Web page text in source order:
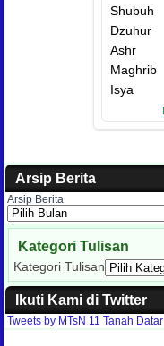
Arsip Berita
Arsip Berita
Kategori Tulisan
Kategori Tulisan
Ikuti Kami di Twitter
Tweets by MTsN 11 Tanah Datar